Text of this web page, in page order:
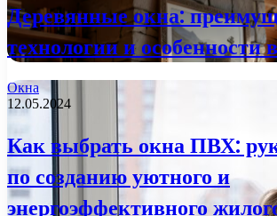
Деревянные окна:
технологии и особенности
Окна
12.05.2024
Как выбрать окна ПВХ:
по созданию уютного и
энергоэффективного